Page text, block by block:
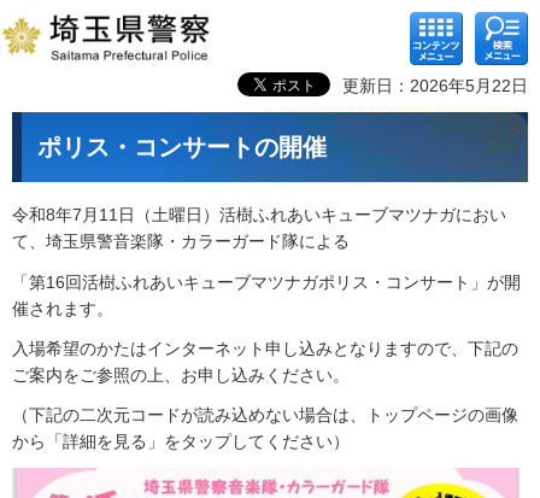
コンテ
ンツメ
ニュー
検索メ
ニュー
更新日：2026年5月22日
ポリス・コンサートの開催
令和8年7月11日（土曜日）活樹ふれあいキューブマツナガにおい
て、埼玉県警音楽隊・カラーガード隊による
「第16回活樹ふれあいキューブマツナガポリス・コンサート」が開
催されます。
入場希望のかたはインターネット申し込みとなりますので、下記の
ご案内をご参照の上、お申し込みください。
（下記の二次元コードが読み込めない場合は、トップページの画像
から「詳細を見る」をタップしてください）